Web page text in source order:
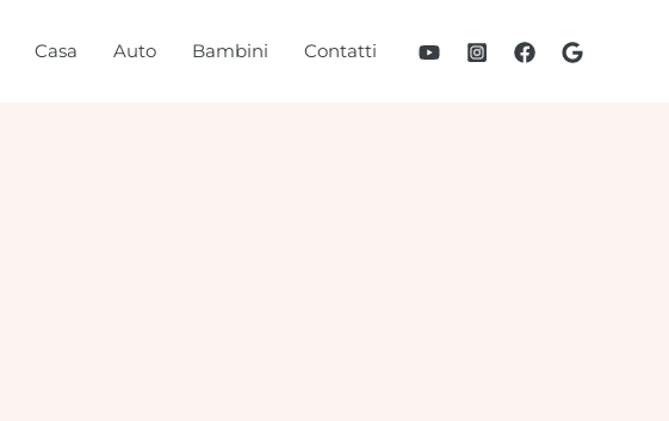
Casa Auto Bambini Contatti